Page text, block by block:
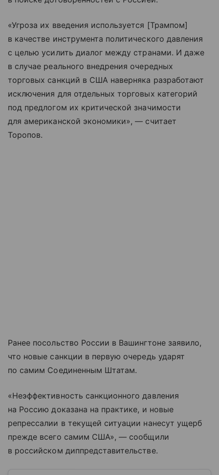
«Угроза их введения используется [Трампом]
в качестве инструмента политического давления
с целью усилить диалог между странами. И даже
в случае реального внедрения очередных
торговых санкций в США наверняка разработают
исключения для отдельных торговых категорий
под предлогом их критической значимости
для американской экономики», — считает
Торопов.
Ранее посольство России в Вашингтоне заявило,
что новые санкции в первую очередь ударят
по самим Соединенным Штатам.
«Неэффективность санкционного давления
на Россию доказана на практике, и новые
репрессалии в текущей ситуации нанесут ущерб
прежде всего самим США», — сообщили
в российском диппредставительстве.